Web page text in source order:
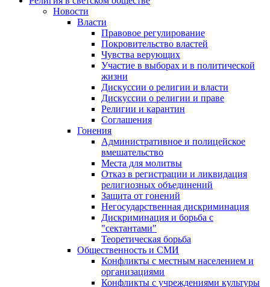
Новости
Власти
Правовое регулирование
Покровительство властей
Чувства верующих
Участие в выборах и в политической
жизни
Дискуссии о религии и власти
Дискуссии о религии и праве
Религии и карантин
Соглашения
Гонения
Административное и полицейское
вмешательство
Места для молитвы
Отказ в регистрации и ликвидация
религиозных объединений
Защита от гонений
Негосударственная дискриминация
Дискриминация и борьба с
"сектантами"
Теоретическая борьба
Общественность и СМИ
Конфликты с местным населением и
организациями
Конфликты с учреждениями культуры